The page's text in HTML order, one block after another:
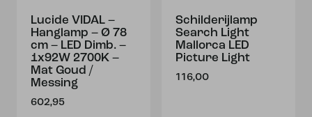
Lucide VIDAL –
Hanglamp – Ø 78
cm – LED Dimb. –
1x92W 2700K –
Mat Goud /
Messing
602,95
Schilderijlamp
Search Light
Mallorca LED
Picture Light
116,00